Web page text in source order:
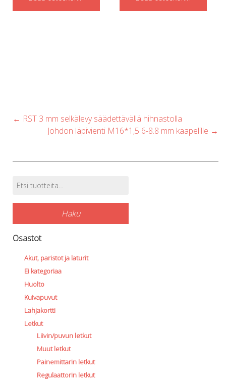
Post
← RST 3 mm selkälevy säädettävällä hihnastolla
Johdon läpivienti M16*1,5 6-8.8 mm kaapelille →
Tuotehaku
Etsi:
Haku
Osastot
Akut, paristot ja laturit
Ei kategoriaa
Huolto
Kuivapuvut
Lahjakortti
Letkut
Liivin/puvun letkut
Muut letkut
Painemittarin letkut
Regulaattorin letkut